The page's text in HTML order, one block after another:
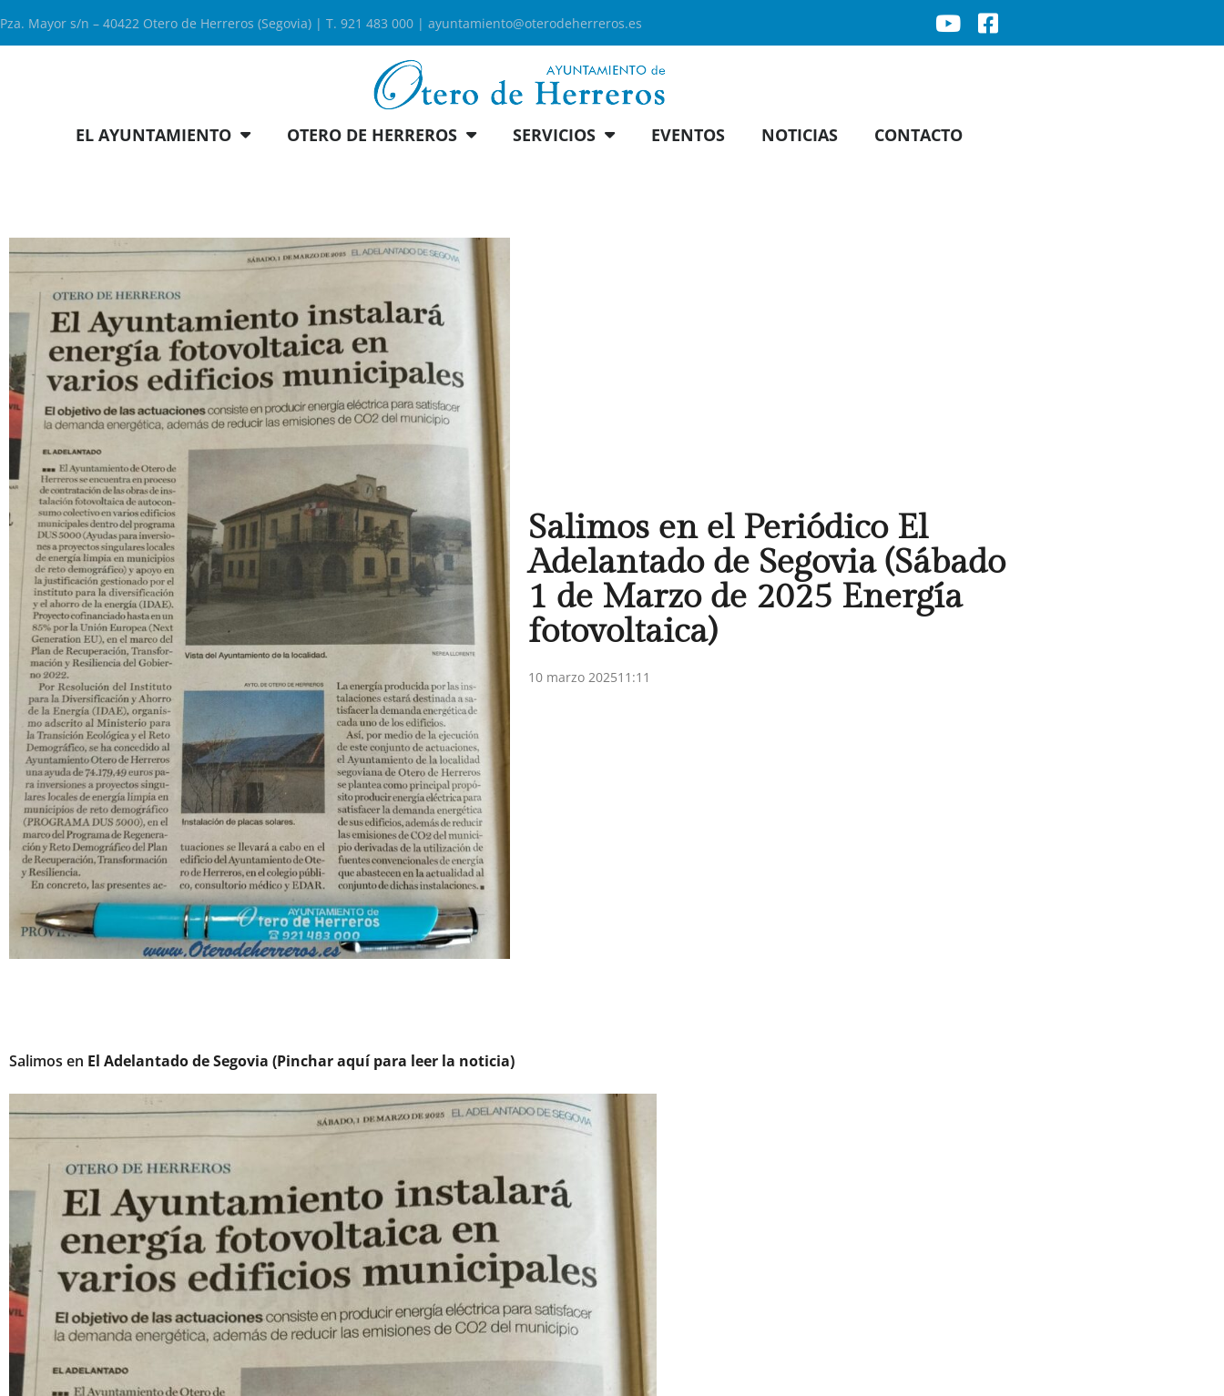
Pza. Mayor s/n – 40422 Otero de Herreros (Segovia) | T. 921 483 000 | ayuntamiento@oterodeherreros.es
EL AYUNTAMIENTO OTERO DE HERREROS SERVICIOS EVENTOS NOTICIAS CONTACTO
Salimos en el Periódico El
Adelantado de Segovia (Sábado
1 de Marzo de 2025 Energía
fotovoltaica)
10 marzo 202511:11
Salimos en El Adelantado de Segovia (Pinchar aquí para leer la noticia)